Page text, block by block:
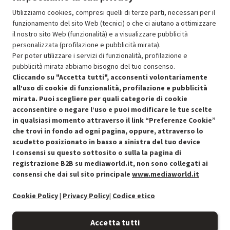
In Promozione 308.21
Aggiungi al carrello
SCONTO RICONDIZIONATI
Approfitta dello sconto del 30% sul prodotto ricondizionato.
Condizioni generali di vendita Recedere dal contratto qui
Utilizziamo cookies, compresi quelli di terze parti, necessari per il
funzionamento del sito Web (tecnici) o che ci aiutano a ottimizzare
il nostro sito Web (funzionalità) e a visualizzare pubblicità
personalizzata (profilazione e pubblicità mirata).
Per poter utilizzare i servizi di funzionalità, profilazione e
pubblicità mirata abbiamo bisogno del tuo consenso.
Cliccando su "Accetta tutti", acconsenti volontariamente
all’uso di cookie di funzionalità, profilazione e pubblicità
mirata. Puoi scegliere per quali categorie di cookie
acconsentire o negare l’uso e puoi modificare le tue scelte
in qualsiasi momento attraverso il link “Preferenze Cookie”
che trovi in fondo ad ogni pagina, oppure, attraverso lo
scudetto posizionato in basso a sinistra del tuo device
I consensi su questo sottosito o sulla la pagina di
registrazione B2B su mediaworld.it, non sono collegati ai
consensi che dai sul sito principale www.mediaworld.it
Cookie Policy| Privacy Policy| Codice etico
Accetta tutti